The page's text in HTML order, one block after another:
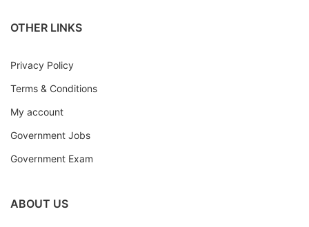
OTHER LINKS
Privacy Policy
Terms & Conditions
My account
Government Jobs
Government Exam
ABOUT US